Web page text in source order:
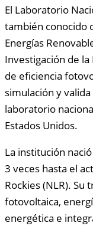
El Laboratorio
también conocido
Energías
Investigación de la
de eficiencia
simulación y
laboratorio
Estados Unidos.
La institución
3 veces hasta el
Rockies (NLR). Su
fotovoltaica,
energética e